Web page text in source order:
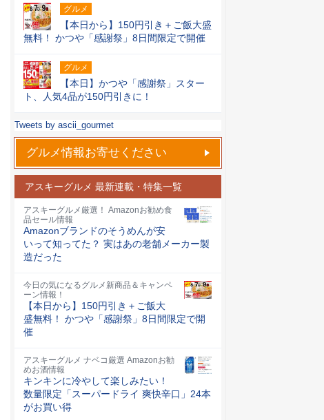
グルメ
【本日から】150円引き＋ご飯大盛
無料！ かつや「感謝祭」8日間限定で開催
グルメ
【本日】かつや「感謝祭」スター
ト、人気4品が150円引きに！
Tweets by ascii_gourmet
グルメ情報お寄せください
アスキーグルメ 最新連載・特集一覧
アスキーグルメ厳選！ Amazonお勧め食
品セール情報
Amazonブランドのそうめんが安
いって知ってた？ 実はあの老舗メーカー製
造だった
今日の気になるグルメ新商品＆キャンペ
ーン情報！
【本日から】150円引き＋ご飯大
盛無料！ かつや「感謝祭」8日間限定で開
催
アスキーグルメ ナベコ厳選 Amazonお勧
めお酒情報
キンキンに冷やして楽しみたい！
数量限定「スーパードライ 爽快辛口」24本
がお買い得